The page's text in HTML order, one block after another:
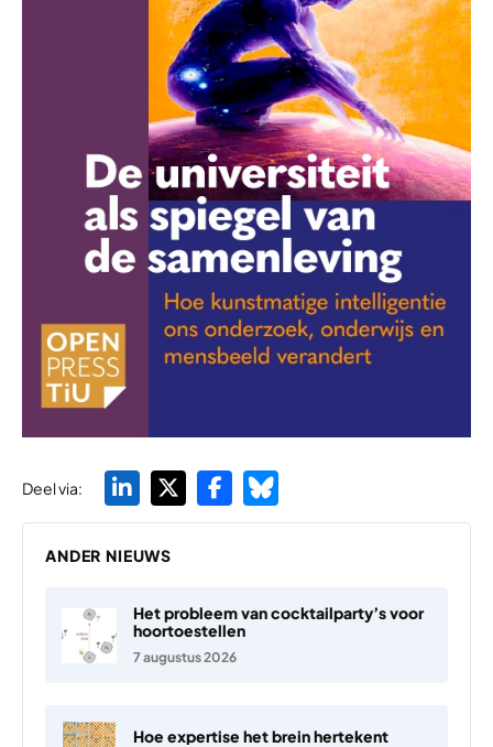
Deel via:
ANDER NIEUWS
Het probleem van cocktailparty’s voor
hoortoestellen
7 augustus 2026
Hoe expertise het brein hertekent